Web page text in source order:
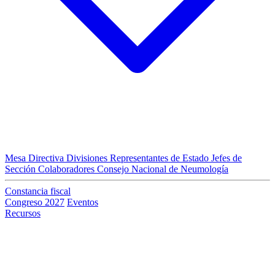
Mesa Directiva Divisiones Representantes de Estado Jefes de
Sección Colaboradores Consejo Nacional de Neumología
Constancia fiscal
Congreso 2027 Eventos
Recursos